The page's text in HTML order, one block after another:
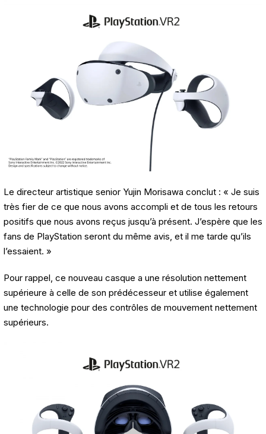
Le directeur artistique senior Yujin Morisawa conclut : « Je suis
très fier de ce que nous avons accompli et de tous les retours
positifs que nous avons reçus jusqu’à présent. J’espère que les
fans de PlayStation seront du même avis, et il me tarde qu’ils
l’essaient. »
Pour rappel, ce nouveau casque a une résolution nettement
supérieure à celle de son prédécesseur et utilise également
une technologie pour des contrôles de mouvement nettement
supérieurs.